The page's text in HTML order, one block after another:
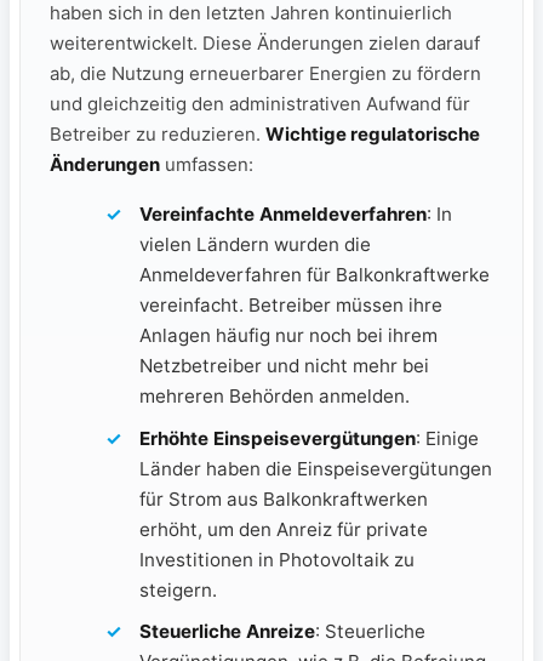
haben sich in den letzten Jahren kontinuierlich
weiterentwickelt. Diese Änderungen zielen darauf
ab, die Nutzung⁢ erneuerbarer Energien‍ zu fördern
und gleichzeitig den‍ administrativen Aufwand für⁣
Betreiber zu reduzieren. Wichtige regulatorische
Änderungen umfassen:
Vereinfachte Anmeldeverfahren: In⁣
vielen Ländern‍ wurden die
Anmeldeverfahren für Balkonkraftwerke
vereinfacht. Betreiber müssen ihre
Anlagen häufig nur noch bei‌ ihrem
Netzbetreiber⁢ und nicht mehr bei‍
mehreren Behörden anmelden.
Erhöhte ‌Einspeisevergütungen:‌ Einige
Länder haben⁤ die Einspeisevergütungen
für Strom aus Balkonkraftwerken
erhöht, um den Anreiz für private
Investitionen ‌in Photovoltaik zu
steigern.
Steuerliche Anreize: Steuerliche